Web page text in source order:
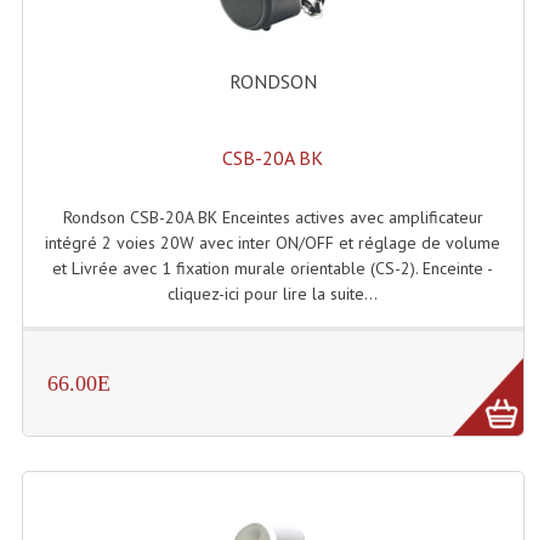
Casques Stéréo
Compresseurs , Limiteurs , Noise Gate
Packs Sono
Enceintes Amplifiées Actives
Caisson De Basse Amplifié
Caissons De Basses
RONDSON
CSB-20A BK
Rondson CSB-20A BK Enceintes actives avec amplificateur
intégré 2 voies 20W avec inter ON/OFF et réglage de volume
et Livrée avec 1 fixation murale orientable (CS-2). Enceinte -
cliquez-ici pour lire la suite...
66.00E